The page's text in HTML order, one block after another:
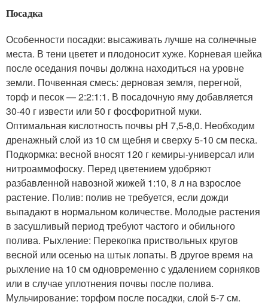
Посадка
Особенности посадки: высаживать лучше на солнечные
места. В тени цветет и плодоносит хуже. Корневая шейка
после оседания почвы должна находиться на уровне
земли. Почвенная смесь: дерновая земля, перегной,
торф и песок — 2:2:1:1. В посадочную яму добавляется
30-40 г извести или 50 г фосфоритной муки.
Оптимальная кислотность почвы рН 7,5-8,0. Необходим
дренажный слой из 10 см щебня и сверху 5-10 см песка.
Подкормка: весной вносят 120 г кемиры-универсал или
нитроаммофоску. Перед цветением удобряют
разбавленной навозной жижей 1:10, 8 л на взрослое
растение. Полив: полив не требуется, если дожди
выпадают в нормальном количестве. Молодые растения
в засушливый период требуют частого и обильного
полива. Рыхление: Перекопка приствольных кругов
весной или осенью на штык лопаты. В другое время на
рыхление на 10 см одновременно с удалением сорняков
или в случае уплотнения почвы после полива.
Мульчирование: торфом после посадки, слой 5-7 см.